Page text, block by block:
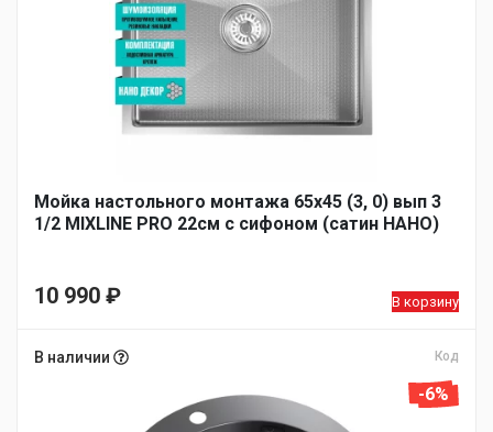
Мойка настольного монтажа 65х45 (3, 0) вып 3
1/2 MIXLINE PRO 22см с сифоном (сатин НАНО)
10 990 ₽ В корзину
В наличии Код
-6%